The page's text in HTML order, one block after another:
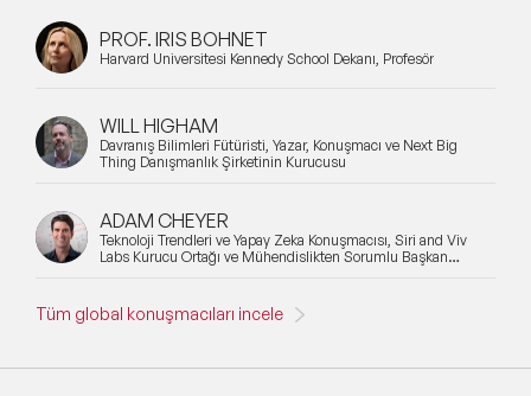
PROF. IRIS BOHNET
Harvard Üniversitesi Kennedy School Dekanı, Profesör
WILL HIGHAM
Davranış Bilimleri Fütüristi, Yazar, Konuşmacı ve Next Big
Thing Danışmanlık Şirketinin Kurucusu
ADAM CHEYER
Teknoloji Trendleri ve Yapay Zeka Konuşmacısı, Siri and Viv
Labs Kurucu Ortağı ve Mühendislikten Sorumlu Başkan
Tüm global konuşmacıları incele